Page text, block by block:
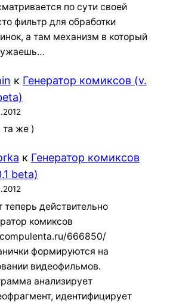
по сути своей
фильтр для обработки
а там механизм в который
к Генератор комиксов (v.
та же )
к Генератор комиксов
beta)
теперь действительно
комиксов
666850/
формируются на
видеофильмов.
анализирует
идентифицирует